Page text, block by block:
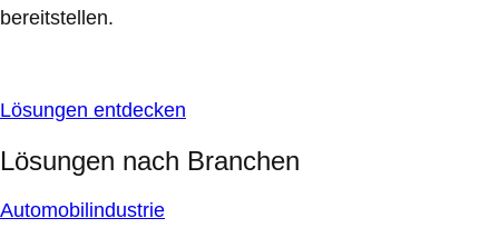
bereitstellen.
Lösungen entdecken
Lösungen nach Branchen
Automobilindustrie